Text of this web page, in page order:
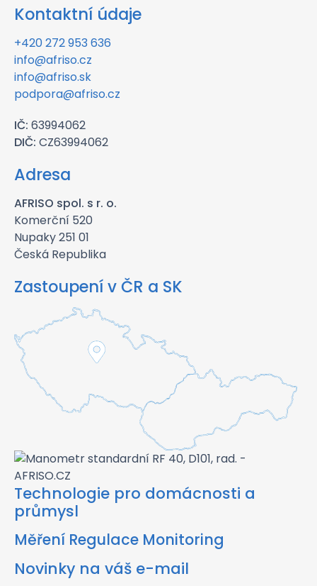
Kontaktní údaje
+420 272 953 636
info@afriso.cz
info@afriso.sk
podpora@afriso.cz
IČ: 63994062
DIČ: CZ63994062
Adresa
AFRISO spol. s r. o.
Komerční 520
Nupaky 251 01
Česká Republika
Zastoupení v ČR a SK
Technologie pro domácnosti a
průmysl
Měření Regulace Monitoring
Novinky na váš e-mail